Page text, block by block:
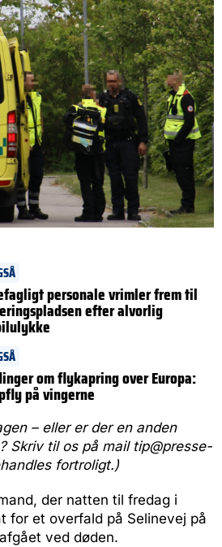
personale vrimler frem til
efter alvorlig
om flykapring over Europa:
på vingerne
– eller er der en anden
Skriv til os på mail tip@presse-
fortroligt.)
der natten til fredag i
for et overfald på Selinevej på
ved døden.